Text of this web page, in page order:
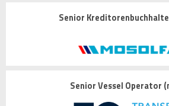
Senior
Senior Vessel Operator